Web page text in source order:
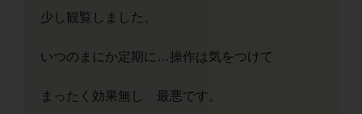
少し観覧しました。
いつのまにか定期に…操作は気をつけて
まったく効果無し 最悪です。